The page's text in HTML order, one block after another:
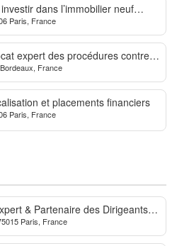
dans l’immobilier neuf
Paris, France
expert des procédures contre la
France
et placements financiers
Paris, France
& Partenaire des Dirigeants
Paris, France